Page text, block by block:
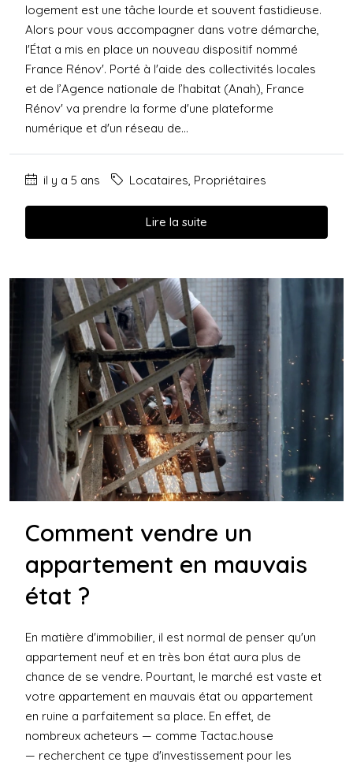
logement est une tâche lourde et souvent fastidieuse.
Alors pour vous accompagner dans votre démarche,
l'État a mis en place un nouveau dispositif nommé
France Rénov'. Porté à l'aide des collectivités locales
et de l’Agence nationale de l’habitat (Anah), France
Rénov' va prendre la forme d'une plateforme
numérique et d'un réseau de...
il y a 5 ans Locataires, Propriétaires
Lire la suite
Comment vendre un
appartement en mauvais
état ?
En matière d'immobilier, il est normal de penser qu'un
appartement neuf et en très bon état aura plus de
chance de se vendre. Pourtant, le marché est vaste et
votre appartement en mauvais état ou appartement
en ruine a parfaitement sa place. En effet, de
nombreux acheteurs — comme Tactac.house
— recherchent ce type d'investissement pour les